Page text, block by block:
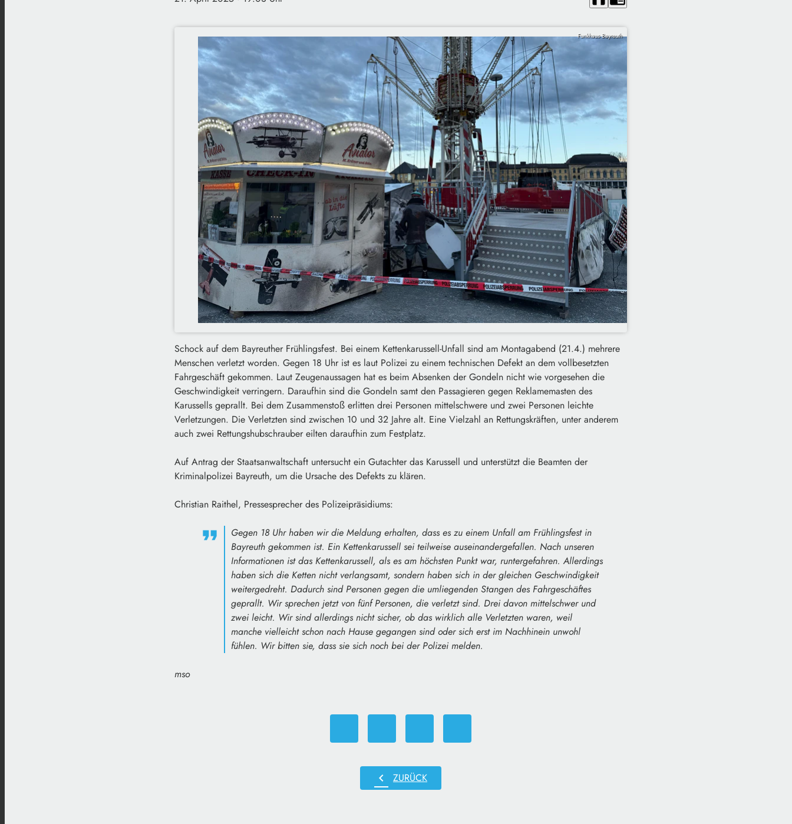
Funkhaus Bayreuth
Schock auf dem Bayreuther Frühlingsfest. Bei einem Kettenkarussell-Unfall sind am Montagabend (21.4.) mehrere
Menschen verletzt worden. Gegen 18 Uhr ist es laut Polizei zu einem technischen Defekt an dem vollbesetzten
Fahrgeschäft gekommen. Laut Zeugenaussagen hat es beim Absenken der Gondeln nicht wie vorgesehen die
Geschwindigkeit verringern. Daraufhin sind die Gondeln samt den Passagieren gegen Reklamemasten des
Karussells geprallt. Bei dem Zusammenstoß erlitten drei Personen mittelschwere und zwei Personen leichte
Verletzungen. Die Verletzten sind zwischen 10 und 32 Jahre alt. Eine Vielzahl an Rettungskräften, unter anderem
auch zwei Rettungshubschrauber eilten daraufhin zum Festplatz.
Auf Antrag der Staatsanwaltschaft untersucht ein Gutachter das Karussell und unterstützt die Beamten der
Kriminalpolizei Bayreuth, um die Ursache des Defekts zu klären.
Christian Raithel, Pressesprecher des Polizeipräsidiums:
Gegen 18 Uhr haben wir die Meldung erhalten, dass es zu einem Unfall am Frühlingsfest in
Bayreuth gekommen ist. Ein Kettenkarussell sei teilweise auseinandergefallen. Nach unseren
Informationen ist das Kettenkarussell, als es am höchsten Punkt war, runtergefahren. Allerdings
haben sich die Ketten nicht verlangsamt, sondern haben sich in der gleichen Geschwindigkeit
weitergedreht. Dadurch sind Personen gegen die umliegenden Stangen des Fahrgeschäftes
geprallt. Wir sprechen jetzt von fünf Personen, die verletzt sind. Drei davon mittelschwer und
zwei leicht. Wir sind allerdings nicht sicher, ob das wirklich alle Verletzten waren, weil
manche vielleicht schon nach Hause gegangen sind oder sich erst im Nachhinein unwohl
fühlen. Wir bitten sie, dass sie sich noch bei der Polizei melden.
mso
chevron_left ZURÜCK